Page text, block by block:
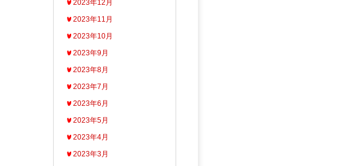
2023年12月
2023年11月
2023年10月
2023年9月
2023年8月
2023年7月
2023年6月
2023年5月
2023年4月
2023年3月